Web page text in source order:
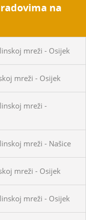
na
mreži - Osijek
mreži - Osijek
mreži -
mreži - Našice
mreži - Osijek
mreži - Osijek